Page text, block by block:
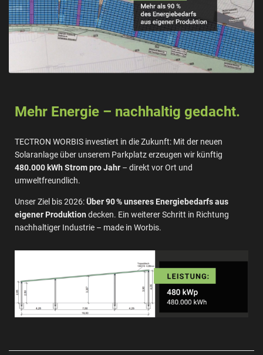
Mehr Energie – nachhaltig gedacht.
TECTRON WORBIS investiert in die Zukunft: Mit der neuen
Solaranlage über unserem Parkplatz erzeugen wir künftig
480.000 kWh Strom pro Jahr – direkt vor Ort und
umweltfreundlich.
Unser Ziel bis 2026:Über 90 % unseres Energiebedarfs aus
eigener Produktion decken. Ein weiterer Schritt in Richtung
nachhaltiger Industrie – made in Worbis.